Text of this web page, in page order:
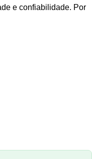
e confiabilidade. Por